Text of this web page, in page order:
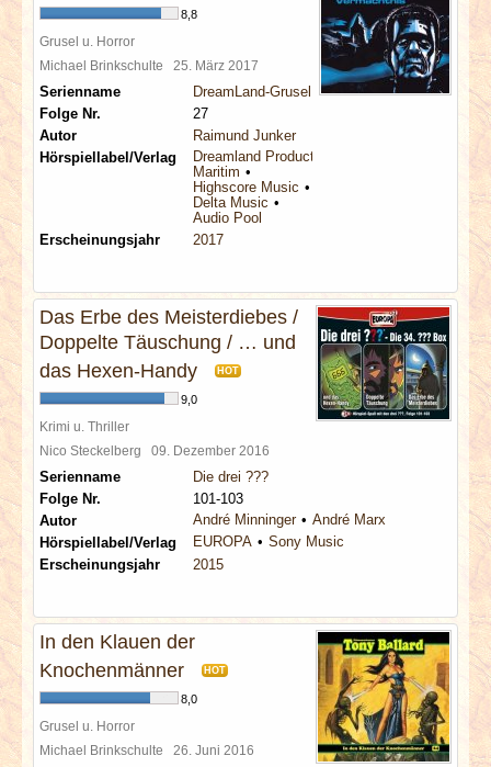
8,8
Grusel u. Horror
Michael Brinkschulte 25. März 2017
Serienname
DreamLand-Grusel
Folge Nr.
27
Autor
Raimund Junker
Hörspiellabel/Verlag
Dreamland Productions
Maritim
Highscore Music
Delta Music
Audio Pool
Erscheinungsjahr
2017
Das Erbe des Meisterdiebes /
Doppelte Täuschung / … und
das Hexen-Handy
HOT
9,0
Krimi u. Thriller
Nico Steckelberg 09. Dezember 2016
Serienname
Die drei ???
Folge Nr.
101-103
Autor
André Minninger
André Marx
Hörspiellabel/Verlag
EUROPA
Sony Music
Erscheinungsjahr
2015
In den Klauen der
Knochenmänner
HOT
8,0
Grusel u. Horror
Michael Brinkschulte 26. Juni 2016